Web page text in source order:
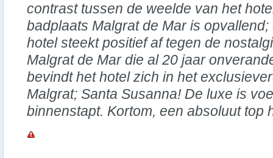
contrast tussen de weelde van het
badplaats Malgrat de Mar is
hotel steekt positief af tegen de
Malgrat de Mar die al 20 jaar
bevindt het hotel zich in het
Malgrat; Santa Susanna! De luxe is
binnenstapt. Kortom, een absoluut top